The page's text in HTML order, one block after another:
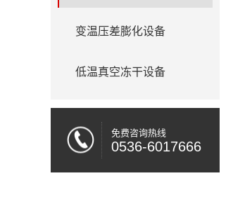
变温压差膨化设备
低温真空冻干设备
免费咨询热线
0536-6017666